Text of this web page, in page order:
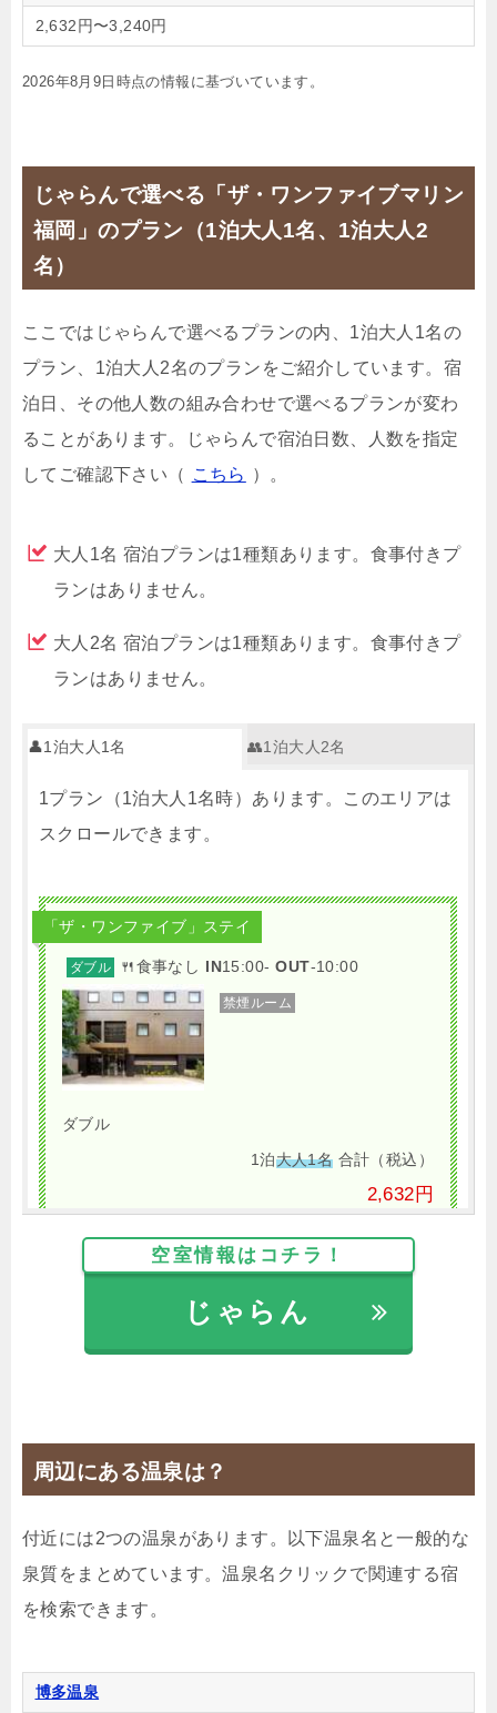
2,632円〜3,240円
2026年8月9日時点の情報に基づいています。
じゃらんで選べる「ザ・ワンファイブマリン
福岡」のプラン（1泊大人1名、1泊大人2
名）
ここではじゃらんで選べるプランの内、1泊大人1名の
プラン、1泊大人2名のプランをご紹介しています。宿
泊日、その他人数の組み合わせで選べるプランが変わ
ることがあります。じゃらんで宿泊日数、人数を指定
してご確認下さい（ こちら ）。
大人1名 宿泊プランは1種類あります。食事付きプ
ランはありません。
大人2名 宿泊プランは1種類あります。食事付きプ
ランはありません。
👤1泊大人1名 👥1泊大人2名
1プラン（1泊大人1名時）あります。このエリアは
スクロールできます。
「ザ・ワンファイブ」ステイ
ダブル 🍴食事なし IN15:00- OUT-10:00
禁煙ルーム
ダブル
1泊大人1名 合計（税込）
2,632円
【選べるお部屋と価格】空室情報はコチラ！
じゃらん
周辺にある温泉は？
付近には2つの温泉があります。以下温泉名と一般的な
泉質をまとめています。温泉名クリックで関連する宿
を検索できます。
博多温泉